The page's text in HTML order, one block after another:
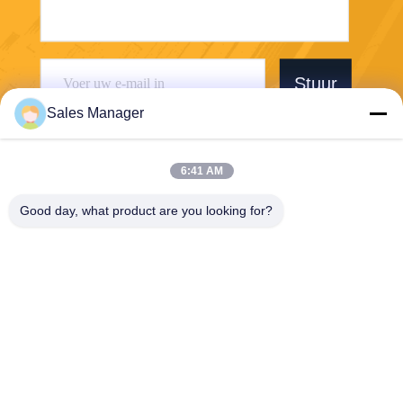
Stuur
Sales Manager
6:41 AM
Good day, what product are you looking for?